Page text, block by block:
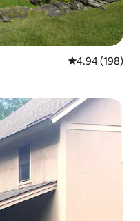
คะแนนเฉลี่ย
4.94 (198)